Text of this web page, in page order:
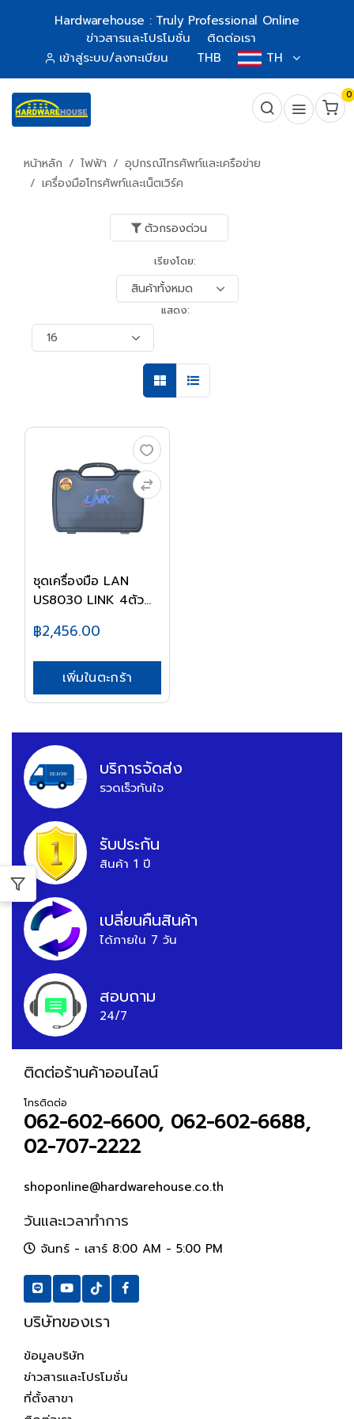
Hardwarehouse : Truly Professional Online
ข่าวสารและโปรโมชั่น
ติดต่อเรา
เข้าสู่ระบบ/ลงทะเบียน
THB TH
0
หน้าหลัก ไฟฟ้า
อุปกรณ์โทรศัพท์และเครือข่าย
เครื่องมือโทรศัพท์และเน็ตเวิร์ค
ตัวกรองด่วน
เรียงโดย:
แสดง:
ชุดเครื่องมือ LAN
US8030 LINK 4ตัว...
฿2,456.00
เพิ่มในตะกร้า
บริการจัดส่ง
รวดเร็วทันใจ
รับประกัน
สินค้า 1 ปี
เปลี่ยนคืนสินค้า
ได้ภายใน 7 วัน
สอบถาม
24/7
ติดต่อร้านค้าออนไลน์
โทรติดต่อ
062-602-6600, 062-602-6688,
02-707-2222
shoponline@hardwarehouse.co.th
วันและเวลาทำการ
จันทร์ - เสาร์ 8:00 AM - 5:00 PM
บริษัทของเรา
ข้อมูลบริษัท
ข่าวสารและโปรโมชั่น
ที่ตั้งสาขา